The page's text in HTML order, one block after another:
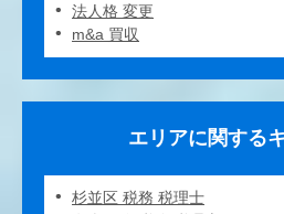
法人格 変更
m&a 買収
エリアに関する
杉並区 税務 税理士